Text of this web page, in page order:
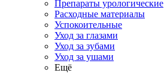
Препараты урологические
Расходные материалы
Успокоительные
Уход за глазами
Уход за зубами
Уход за ушами
Ещё